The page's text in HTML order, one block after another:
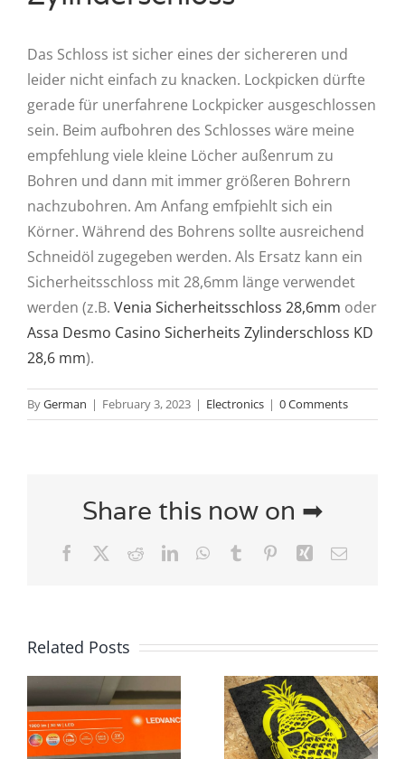
Das Schloss ist sicher eines der sichereren und
leider nicht einfach zu knacken. Lockpicken dürfte
gerade für unerfahrene Lockpicker ausgeschlossen
sein. Beim aufbohren des Schlosses wäre meine
empfehlung viele kleine Löcher außenrum zu
Bohren und dann mit immer größeren Bohrern
nachzubohren. Am Anfang emfpiehlt sich ein
Körner. Während des Bohrens sollte ausreichend
Schneidöl zugegeben werden. Als Ersatz kann ein
Sicherheitsschloss mit 28,6mm länge verwendet
werden (z.B. Venia Sicherheitsschloss 28,6mm oder
Assa Desmo Casino Sicherheits Zylinderschloss KD
28,6 mm).
ByGerman | February 3, 2023 | Electronics | 0 Comments
Share this now on ➡
Facebook
X RedditLinkedInWhatsApp
TumblrPinterest
XingEmail
Related Posts